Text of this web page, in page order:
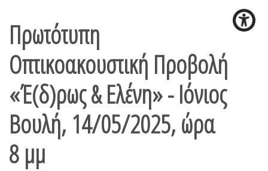
Πρωτότυπη
Οπτικοακουστική Προβολή
«Έ(δ)ρως & Ελένη» - Ιόνιος
Βουλή, 14/05/2025, ώρα
8 μμ